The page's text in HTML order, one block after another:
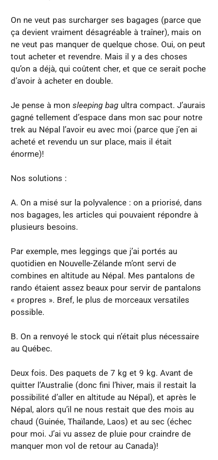
On ne veut pas surcharger ses bagages (parce que
ça devient vraiment désagréable à traîner), mais on
ne veut pas manquer de quelque chose. Oui, on peut
tout acheter et revendre. Mais il y a des choses
qu’on a déjà, qui coûtent cher, et que ce serait poche
d’avoir à acheter en double.
Je pense à monsleeping bag ultra compact. J’aurais
gagné tellement d’espace dans mon sac pour notre
trek au Népal l’avoir eu avec moi (parce que j’en ai
acheté et revendu un sur place, mais il était
énorme)!
Nos solutions :
A. On a misé sur la polyvalence : on a priorisé, dans
nos bagages, les articles qui pouvaient répondre à
plusieurs besoins.
Par exemple, mes leggings que j’ai portés au
quotidien en Nouvelle-Zélande m’ont servi de
combines en altitude au Népal. Mes pantalons de
rando étaient assez beaux pour servir de pantalons
« propres ». Bref, le plus de morceaux versatiles
possible.
B. On a renvoyé le stock qui n’était plus nécessaire
au Québec.
Deux fois. Des paquets de 7 kg et 9 kg. Avant de
quitter l’Australie (donc fini l’hiver, mais il restait la
possibilité d’aller en altitude au Népal), et après le
Népal, alors qu’il ne nous restait que des mois au
chaud (Guinée, Thaïlande, Laos) et au sec (échec
pour moi. J’ai vu assez de pluie pour craindre de
manquer mon vol de retour au Canada)!